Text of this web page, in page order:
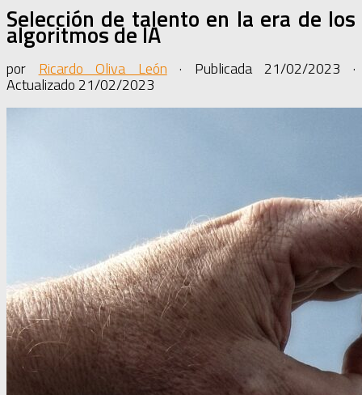
Selección de talento en la era de los
algoritmos de IA
por Ricardo Oliva León · Publicada21/02/2023 ·
Actualizado21/02/2023